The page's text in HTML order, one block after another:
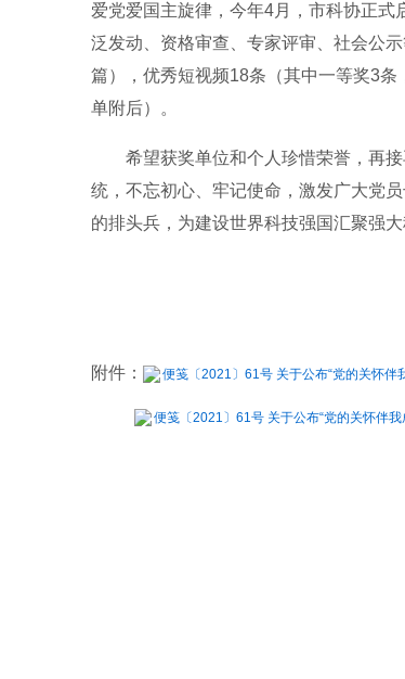
爱党爱国主旋律，今年4月，市科协正式
泛发动、资格审查、专家评审、社会公
篇），优秀短视频18条（其中一等奖3
单附后）。
希望获奖单位和个人珍惜荣誉，再
统，不忘初心、牢记使命，激发广大党
的排头兵，为建设世界科技强国汇聚强大
附件： 便笺〔2021〕61号 关于公布“党的关怀伴
便笺〔2021〕61号 关于公布“党的关怀伴